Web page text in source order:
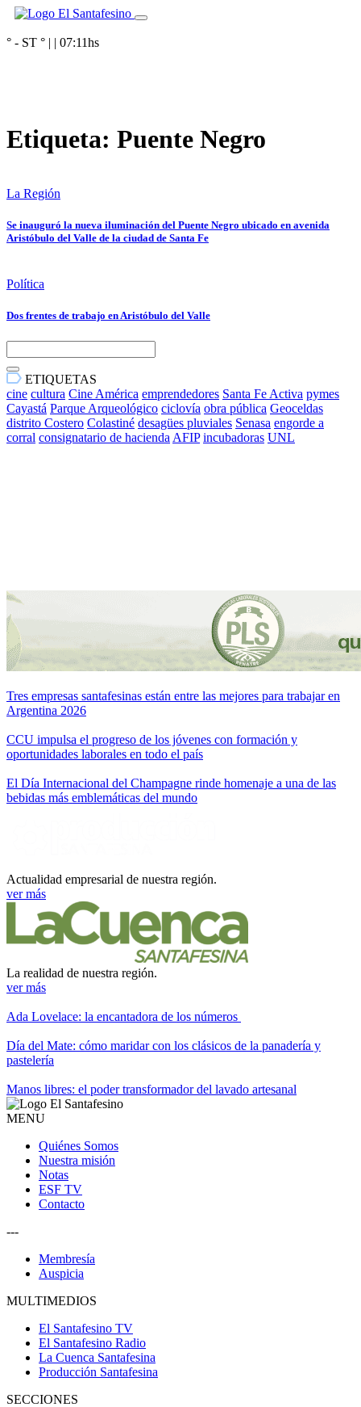
° - ST ° | | 07:11hs
Etiqueta: Puente Negro
La Región
Se inauguró la nueva iluminación del Puente Negro ubicado en avenida
Aristóbulo del Valle de la ciudad de Santa Fe
Política
Dos frentes de trabajo en Aristóbulo del Valle
ETIQUETAS
cine cultura Cine América emprendedores Santa Fe Activa pymes
Cayastá Parque Arqueológico ciclovía obra pública Geoceldas
distrito Costero Colastiné desagües pluviales Senasa engorde a
corral consignatario de hacienda AFIP incubadoras UNL
Tres empresas santafesinas están entre las mejores para trabajar en
Argentina 2026
CCU impulsa el progreso de los jóvenes con formación y
oportunidades laborales en todo el país
El Día Internacional del Champagne rinde homenaje a una de las
bebidas más emblemáticas del mundo
Actualidad empresarial de nuestra región.
ver más
La realidad de nuestra región.
ver más
Ada Lovelace: la encantadora de los números
Día del Mate: cómo maridar con los clásicos de la panadería y
pastelería
Manos libres: el poder transformador del lavado artesanal
MENU
Quiénes Somos
Nuestra misión
Notas
ESF TV
Contacto
---
Membresía
Auspicia
MULTIMEDIOS
El Santafesino TV
El Santafesino Radio
La Cuenca Santafesina
Producción Santafesina
SECCIONES